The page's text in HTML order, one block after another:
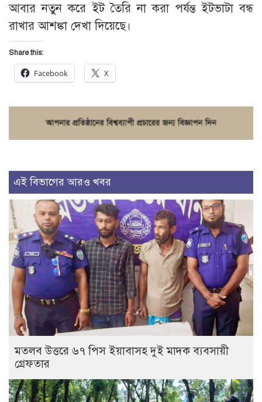
আবার নতুন করে ইট তৈরি না করা পর্যন্ত ইটভাটা বন্ধ
রাখার আশঙ্কা দেখা দিয়েছে।
Share this:
Facebook X
এই বিভাগের আরও খবর
মতলব উত্তরে ৬৭ পিস ইয়াবাসহ দুই মাদক ব্যবসায়ী
গ্রেফতার